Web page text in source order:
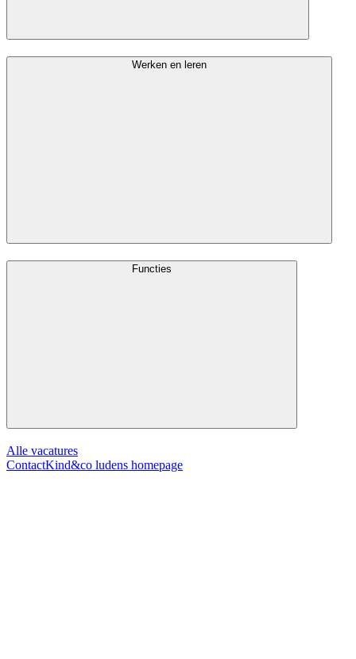
Werken en leren
Functies
Alle vacatures
ContactKind&co ludens homepage